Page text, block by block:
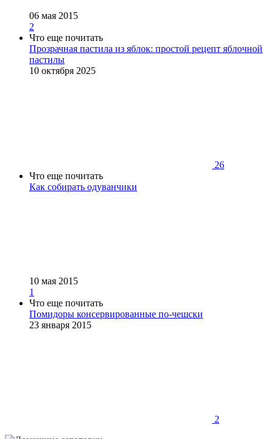
06 мая 2015
2
Что еще почитать
Прозрачная пастила из яблок: простой рецепт яблочной
пастилы
10 октября 2025
26
Что еще почитать
Как собирать одуванчики
10 мая 2015
1
Что еще почитать
Помидоры консервированные по-чешски
23 января 2015
2